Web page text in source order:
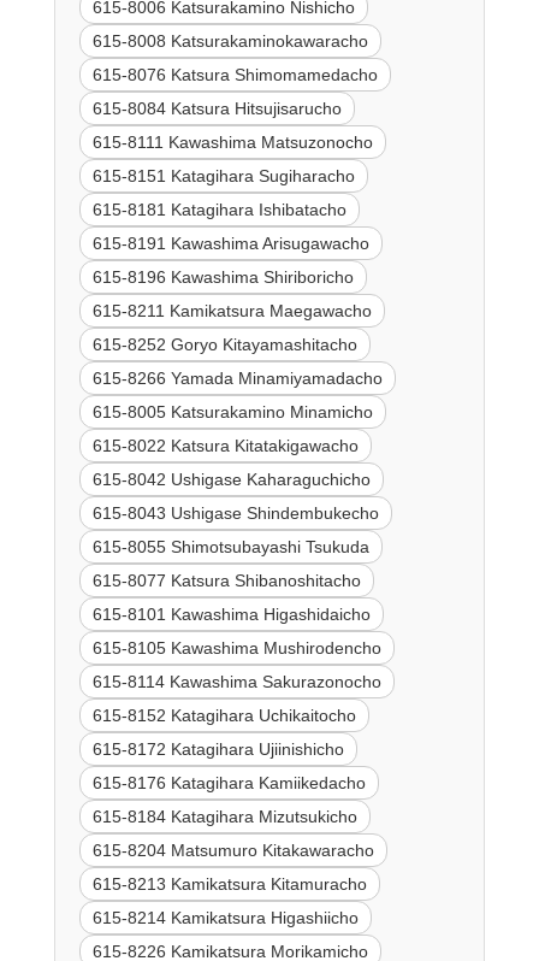
615-8006 Katsurakamino Nishicho
615-8008 Katsurakaminokawaracho
615-8076 Katsura Shimomamedacho
615-8084 Katsura Hitsujisarucho
615-8111 Kawashima Matsuzonocho
615-8151 Katagihara Sugiharacho
615-8181 Katagihara Ishibatacho
615-8191 Kawashima Arisugawacho
615-8196 Kawashima Shiriboricho
615-8211 Kamikatsura Maegawacho
615-8252 Goryo Kitayamashitacho
615-8266 Yamada Minamiyamadacho
615-8005 Katsurakamino Minamicho
615-8022 Katsura Kitatakigawacho
615-8042 Ushigase Kaharaguchicho
615-8043 Ushigase Shindembukecho
615-8055 Shimotsubayashi Tsukuda
615-8077 Katsura Shibanoshitacho
615-8101 Kawashima Higashidaicho
615-8105 Kawashima Mushirodencho
615-8114 Kawashima Sakurazonocho
615-8152 Katagihara Uchikaitocho
615-8172 Katagihara Ujiinishicho
615-8176 Katagihara Kamiikedacho
615-8184 Katagihara Mizutsukicho
615-8204 Matsumuro Kitakawaracho
615-8213 Kamikatsura Kitamuracho
615-8214 Kamikatsura Higashiicho
615-8226 Kamikatsura Morikamicho